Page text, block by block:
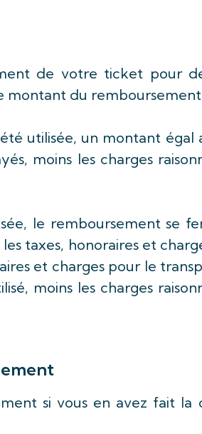
de votre ticket pour
montant du remboursement
été utilisée, un montant
moins les charges
le remboursement se
taxes, honoraires et
et charges pour le
moins les charges
si vous en avez fait la